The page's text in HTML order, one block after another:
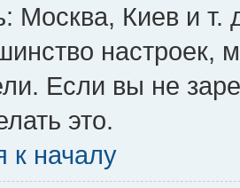
Москва, Киев и т.
настроек,
Если вы не
это.
к началу